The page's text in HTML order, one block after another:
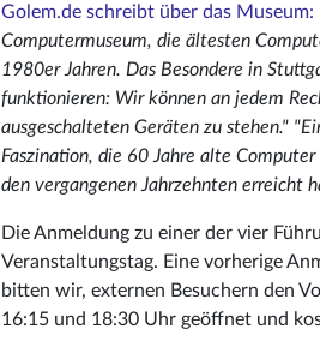
Golem.de schreibt über das Museum:
Computermuseum, die ältesten
1980er Jahren. Das Besondere in
funktionieren: Wir können an jedem
ausgeschalteten Geräten zu stehen."
Faszination, die 60 Jahre alte
den vergangenen Jahrzehnten erreicht
Die Anmeldung zu einer der vier
Veranstaltungstag. Eine vorherige
bitten wir, externen Besuchern den
16:15 und 18:30 Uhr geöffnet und